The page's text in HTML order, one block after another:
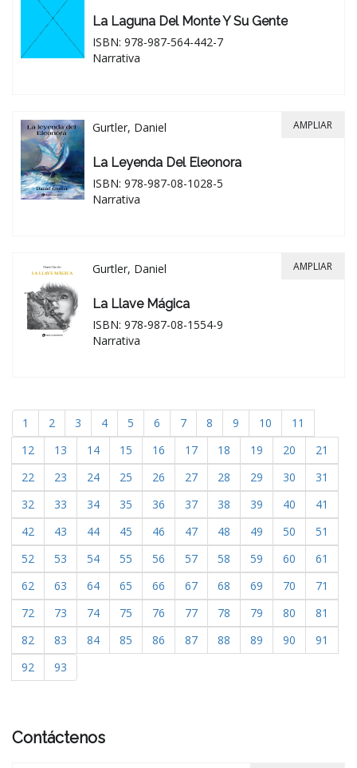
La Laguna Del Monte Y Su Gente
ISBN: 978-987-564-442-7
Narrativa
Gurtler, Daniel
La Leyenda Del Eleonora
ISBN: 978-987-08-1028-5
Narrativa
AMPLIAR
Gurtler, Daniel
La Llave Mágica
ISBN: 978-987-08-1554-9
Narrativa
AMPLIAR
1 2 3 4 5 6 7 8 9 10
11
12
13 14 15 16 17 18 19 20
21
22
23 24 25 26 27 28 29 30
31
32
33 34 35 36 37 38 39 40
41
42
43 44 45 46 47 48 49 50
51
52
53 54 55 56 57 58 59 60
61
62
63 64 65 66 67 68 69 70
71
72
73 74 75 76 77 78 79 80
81
82
83 84 85 86 87 88 89 90
91
92
93
Contáctenos